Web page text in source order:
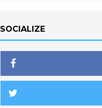
SOCIALIZE